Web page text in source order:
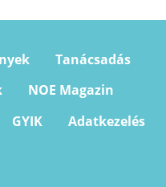
Tanácsadás
NOE Magazin
GYIK Adatkezelés